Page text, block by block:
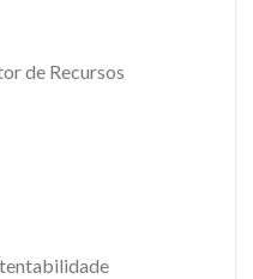
de Recursos